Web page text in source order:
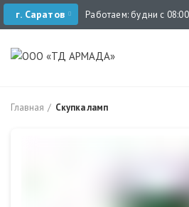
г. Саратов Работаем: будни с
Главная Скупка ламп